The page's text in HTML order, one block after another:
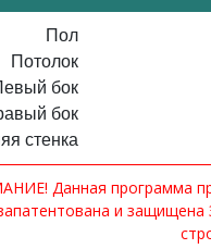
Пол
Потолок
бок
бок
стенка
Данная программа
и